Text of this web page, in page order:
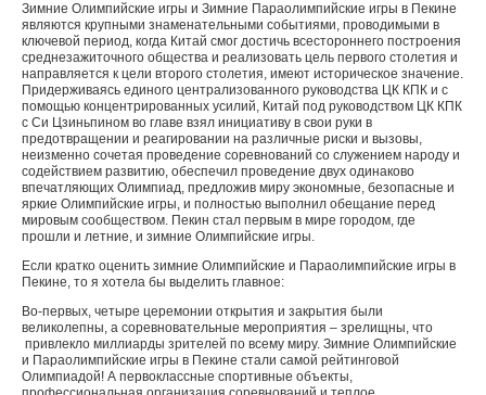
Зимние Олимпийские игры и Зимние Параолимпийские игры в Пекине
являются крупными знаменательными событиями, проводимыми в
ключевой период, когда Китай смог достичь всестороннего построения
среднезажиточного общества и реализовать цель первого столетия и
направляется к цели второго столетия, имеют историческое значение.
Придерживаясь единого централизованного руководства ЦК КПК и с
помощью концентрированных усилий, Китай под руководством ЦК КПК
с Си Цзиньпином во главе взял инициативу в свои руки в
предотвращении и реагировании на различные риски и вызовы,
неизменно сочетая проведение соревнований со служением народу и
содействием развитию, обеспечил проведение двух одинаково
впечатляющих Олимпиад, предложив миру экономные, безопасные и
яркие Олимпийские игры, и полностью выполнил обещание перед
мировым сообществом. Пекин стал первым в мире городом, где
прошли и летние, и зимние Олимпийские игры.
Если кратко оценить зимние Олимпийские и Параолимпийские игры в
Пекине, то я хотела бы выделить главное:
Во-первых, четыре церемонии открытия и закрытия были
великолепны, а соревновательные мероприятия – зрелищны, что
привлекло миллиарды зрителей по всему миру. Зимние Олимпийские
и Параолимпийские игры в Пекине стали самой рейтинговой
Олимпиадой! А первоклассные спортивные объекты,